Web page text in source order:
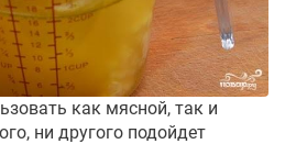
как мясной, так и
ни другого подойдет